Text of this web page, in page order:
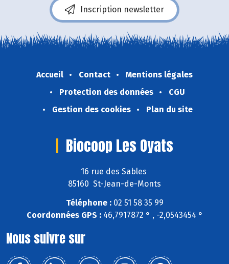
Inscription newsletter
Accueil Contact
Mentions légales
Protection des données
CGU
Gestion des cookies
Plan du site
Biocoop Les Oyats
16 rue des Sables
85160 St-Jean-de-Monts
Téléphone :02 51 58 35 99
Coordonnées GPS :46,7917872 ° , -2,0543454 °
Nous suivre sur